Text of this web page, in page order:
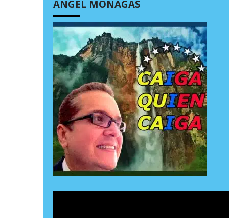
ÁNGEL MONAGAS